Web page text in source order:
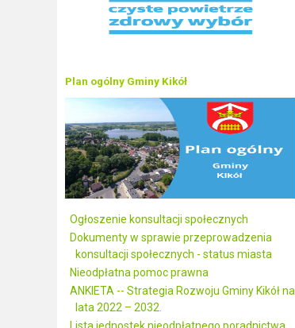
Plan ogólny Gminy Kikół
Ogłoszenie konsultacji społecznych
Dokumenty w sprawie przeprowadzenia
konsultacji społecznych - status miasta
Nieodpłatna pomoc prawna
ANKIETA -- Strategia Rozwoju Gminy Kikół na
lata 2022 – 2032.